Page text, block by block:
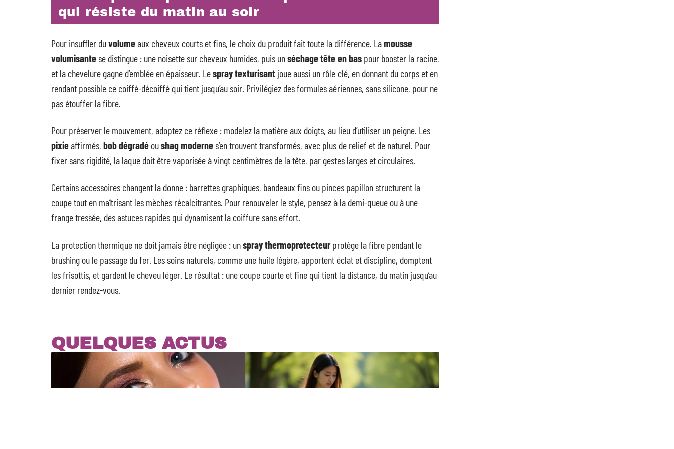
qui résiste du matin au soir
Pour insuffler duvolumeaux cheveux courts et fins, le choix du produit fait toute la différence. Lamousse
volumisantese distingue : une noisette sur cheveux humides, puis unséchage tête en bas pour booster la racine,
et la chevelure gagne d’emblée en épaisseur. Lespray texturisant joue aussi un rôle clé, en donnant du corps et en
rendant possible ce coiffé-décoiffé qui tient jusqu’au soir. Privilégiez des formules aériennes, sans silicone, pour ne
pas étouffer la fibre.
Pour préserver le mouvement, adoptez ce réflexe : modelez la matière aux doigts, au lieu d’utiliser un peigne. Les
pixieaffirmés, bob dégradé oushag modernes’en trouvent transformés, avec plus de relief et de naturel. Pour
fixer sans rigidité, la laque doit être vaporisée à vingt centimètres de la tête, par gestes larges et circulaires.
Certains accessoires changent la donne : barrettes graphiques, bandeaux fins ou pinces papillon structurent la
coupe tout en maîtrisant les mèches récalcitrantes. Pour renouveler le style, pensez à la demi-queue ou à une
frange tressée, des astuces rapides qui dynamisent la coiffure sans effort.
La protection thermique ne doit jamais être négligée : unspray thermoprotecteurprotège la fibre pendant le
brushing ou le passage du fer. Les soins naturels, comme une huile légère, apportent éclat et discipline, domptent
les frisottis, et gardent le cheveu léger. Le résultat : une coupe courte et fine qui tient la distance, du matin jusqu’au
dernier rendez-vous.
QUELQUES ACTUS